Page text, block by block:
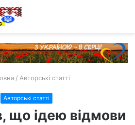
/ Авторські статті
Авторські статті
що ідею відмови